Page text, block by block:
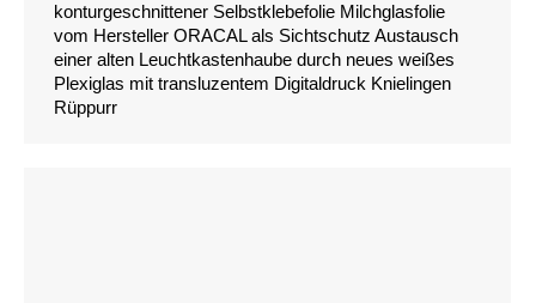
konturgeschnittener Selbstklebefolie Milchglasfolie
vom Hersteller ORACAL als Sichtschutz Austausch
einer alten Leuchtkastenhaube durch neues weißes
Plexiglas mit transluzentem Digitaldruck Knielingen
Rüppurr